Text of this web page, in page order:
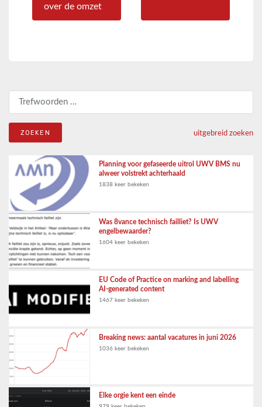
over de omzet
Zoeken naar:
uitgebreid zoeken
Planning voor gefaseerde uitrol UWV BMS nu
alweer volstrekt achterhaald
1838 keer bekeken
Was 8vance technisch failliet? Is UWV
engelbewaarder?
1604 keer bekeken
EU Code of Practice on marking and labelling
AI-generated content
1467 keer bekeken
Breaking news: aantal vacatures in juni 2026
1036 keer bekeken
Elke orgie kent een einde